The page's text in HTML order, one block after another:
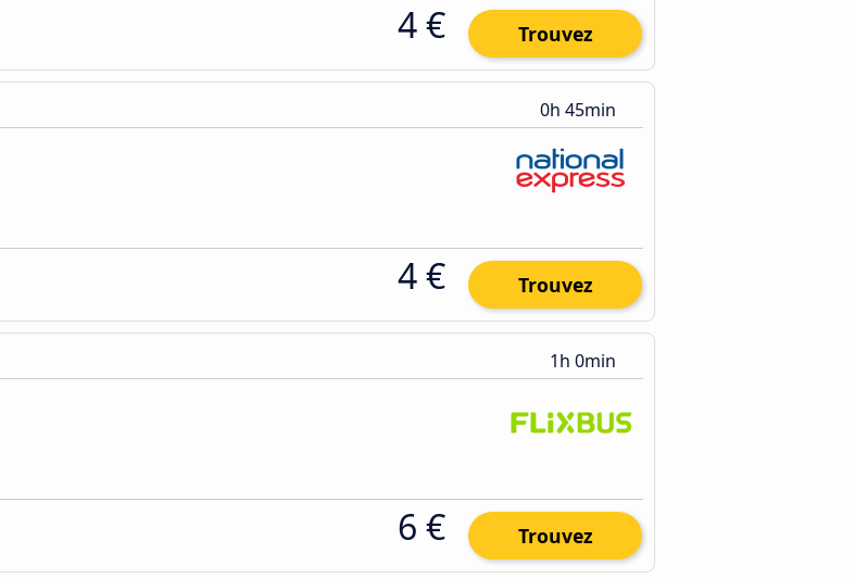
4 € Trouvez
0h 45min
4 € Trouvez
1h 0min
6 € Trouvez